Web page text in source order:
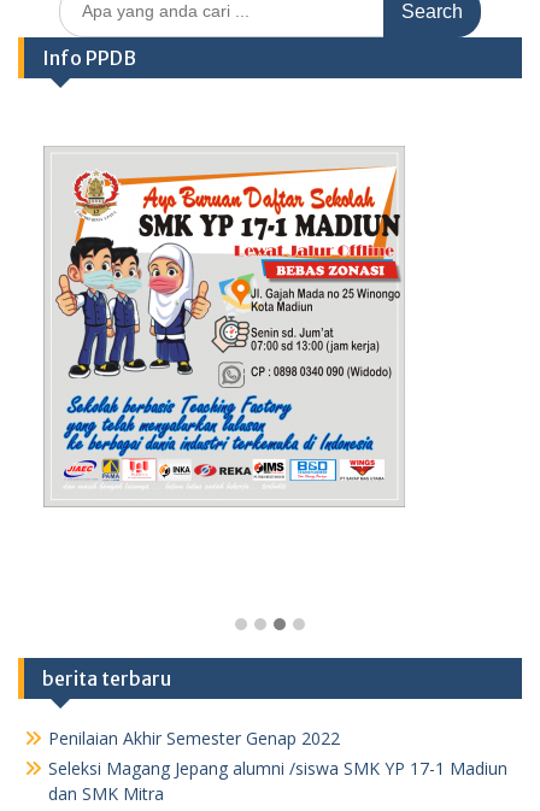
for:
Info PPDB
berita terbaru
Penilaian Akhir Semester Genap 2022
Seleksi Magang Jepang alumni /siswa SMK YP 17-1 Madiun
dan SMK Mitra